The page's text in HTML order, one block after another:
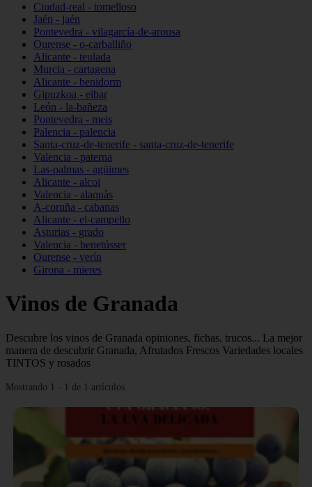
Ciudad-real - tomelloso
Jaén - jaén
Pontevedra - vilagarcía-de-arousa
Ourense - o-carballiño
Alicante - teulada
Murcia - cartagena
Alicante - benidorm
Gipuzkoa - eibar
León - la-bañeza
Pontevedra - meis
Palencia - palencia
Santa-cruz-de-tenerife - santa-cruz-de-tenerife
Valencia - paterna
Las-palmas - agüimes
Alicante - alcoi
Valencia - alaquàs
A-coruña - cabanas
Alicante - el-campello
Asturias - grado
Valencia - benetússer
Ourense - verín
Girona - mieres
Vinos de Granada
Descubre los vinos de Granada opiniones, fichas, trucos... La mejor
manera de descubrir Granada, Afrutados Frescos Variedades locales
TINTOS y rosados
Mostrando 1 - 1 de 1 artículos